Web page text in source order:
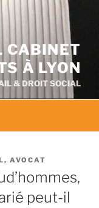
CABINET
À LYON
& DROIT SOCIAL
AVOCAT
peut-il